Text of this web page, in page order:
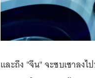
และถึง "จีน" จะซบเซาลง